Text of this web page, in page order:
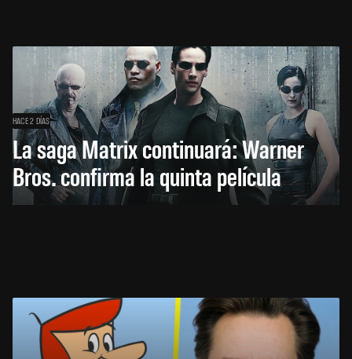
HACE 2 DÍAS
La saga Matrix continuará: Warner
Bros. confirma la quinta película